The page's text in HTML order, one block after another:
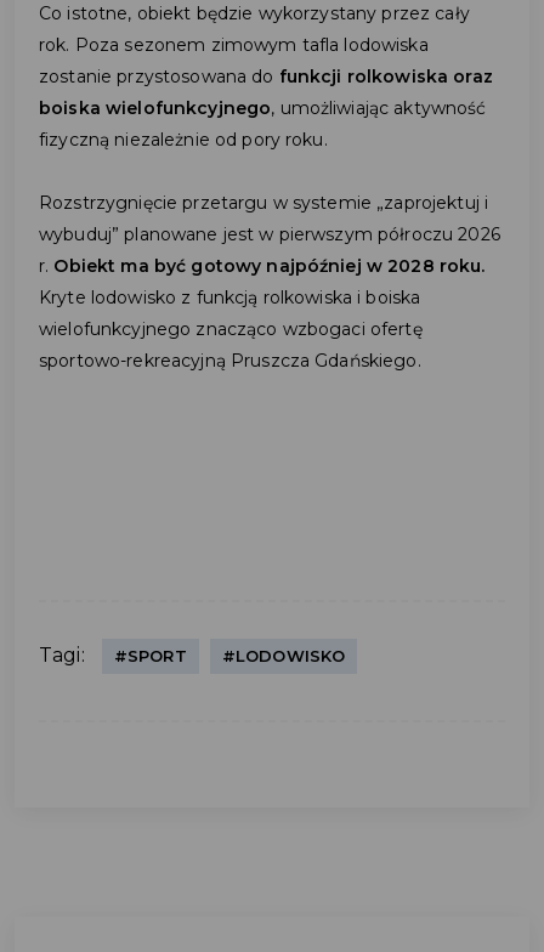
Co istotne, obiekt będzie wykorzystany przez cały
rok. Poza sezonem zimowym tafla lodowiska
zostanie przystosowana do funkcji rolkowiska oraz
boiska wielofunkcyjnego, umożliwiając aktywność
fizyczną niezależnie od pory roku.
Rozstrzygnięcie przetargu w systemie „zaprojektuj i
wybuduj” planowane jest w pierwszym półroczu 2026
r. Obiekt ma być gotowy najpóźniej w 2028 roku.
Kryte lodowisko z funkcją rolkowiska i boiska
wielofunkcyjnego znacząco wzbogaci ofertę
sportowo-rekreacyjną Pruszcza Gdańskiego.
Tagi: #SPORT #LODOWISKO